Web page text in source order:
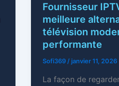
Fournisseur
meilleure
télévision
performante
Sofi369 / janvier 11, 2026
La façon de